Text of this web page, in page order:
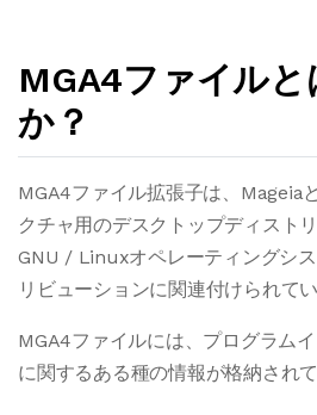
MGA4ファイルと
か？
MGA4ファイル拡張子は、Mageia
クチャ用のデスクトップディスト
GNU / Linuxオペレーティングシ
リビューションに関連付けられてい
MGA4ファイルには、プログラム
に関するある種の情報が格納されて